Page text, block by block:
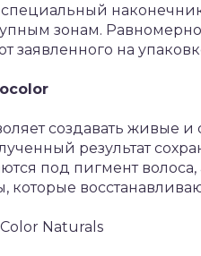
зонам.
заявленного на
создавать живые
результат
под пигмент волоса,
которые
Naturals